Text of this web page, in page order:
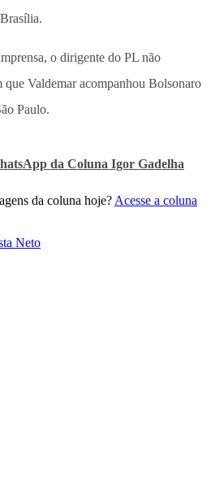
o dirigente do PL não
que Valdemar acompanhou Bolsonaro
Paulo.
da Coluna Igor Gadelha
da coluna hoje? Acesse a coluna
Neto